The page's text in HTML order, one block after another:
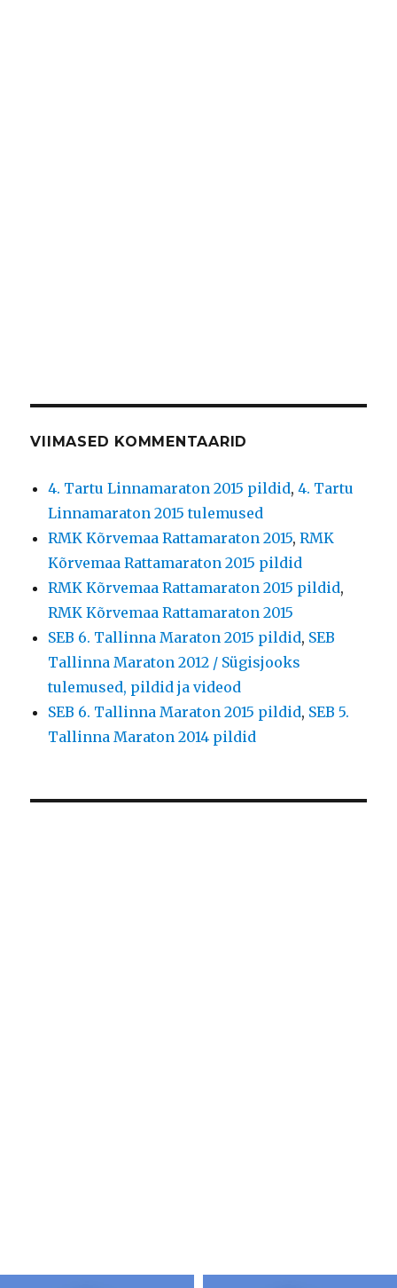
VIIMASED KOMMENTAARID
4. Tartu Linnamaraton 2015 pildid,4. Tartu
Linnamaraton 2015 tulemused
RMK Kõrvemaa Rattamaraton 2015,RMK
Kõrvemaa Rattamaraton 2015 pildid
RMK Kõrvemaa Rattamaraton 2015 pildid,
RMK Kõrvemaa Rattamaraton 2015
SEB 6. Tallinna Maraton 2015 pildid, SEB
Tallinna Maraton 2012 / Sügisjooks
tulemused, pildid ja videod
SEB 6. Tallinna Maraton 2015 pildid, SEB 5.
Tallinna Maraton 2014 pildid